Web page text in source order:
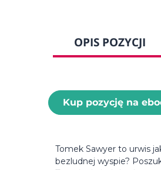
OPIS POZYCJI
Kup pozycję na
Tomek Sawyer to urwis
bezludnej wyspie?